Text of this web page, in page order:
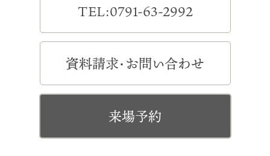
TEL:0791-63-2992
資料請求・お問い合わせ
来場予約